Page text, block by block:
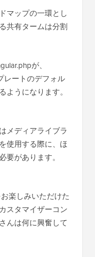
マップの一環とし
共有タームは分割
が、
レートのデフォル
ようになります。
メディアライブラ
使用する際に、ほ
要があります。
楽しみいただけた
スタマイザーコン
んは何に興奮して